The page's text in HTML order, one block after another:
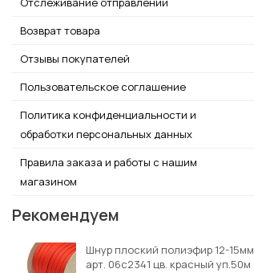
Возврат товара
Отзывы покупателей
Пользовательское соглашение
Политика конфиденциальности и
обработки персональных данных
Правила заказа и работы с нашим
магазином
Рекомендуем
Шнур плоский полиэфир 12-15мм
арт. 06с2341 цв. красный уп.50м